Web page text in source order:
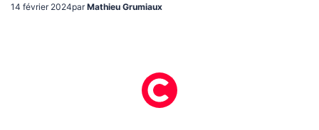
14 février 2024par Mathieu Grumiaux